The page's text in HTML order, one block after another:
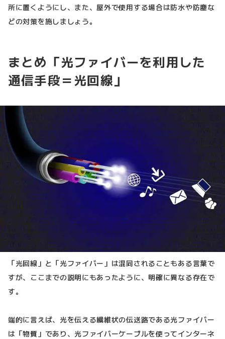
所に置くようにし、また、屋外で使用する場合は防水や防塵な
どの対策を施しましょう。
まとめ「光ファイバーを利用した
通信手段＝光回線」
「光回線」と「光ファイバー」は混同されることもある言葉で
すが、ここまでの説明にもあったように、明確に異なる存在で
す。
端的に言えば、光を伝える繊維状の伝送路である光ファイバー
は「物質」であり、光ファイバーケーブルを使ってインターネ